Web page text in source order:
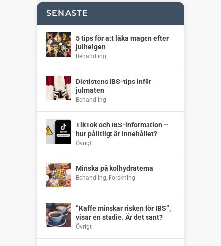
SENASTE
5 tips för att läka magen efter
julhelgen
Behandling
Dietistens IBS-tips inför
julmaten
Behandling
TikTok och IBS-information –
hur pålitligt är innehållet?
Övrigt
Minska på kolhydraterna
Behandling Forskning
”Kaffe minskar risken för IBS”,
visar en studie. Är det sant?
Övrigt